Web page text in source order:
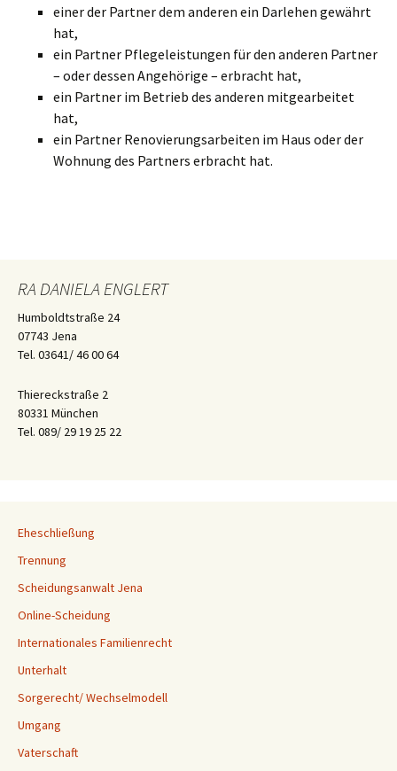
einer der Partner dem anderen ein Darlehen gewährt
hat,
ein Partner Pflegeleistungen für den anderen Partner
– oder dessen Angehörige – erbracht hat,
ein Partner im Betrieb des anderen mitgearbeitet
hat,
ein Partner Renovierungsarbeiten im Haus oder der
Wohnung des Partners erbracht hat.
RA DANIELA ENGLERT
Humboldtstraße 24
07743 Jena
Tel. 03641/ 46 00 64
Thiereckstraße 2
80331 München
Tel. 089/ 29 19 25 22
Eheschließung
Trennung
Scheidungsanwalt Jena
Online-Scheidung
Internationales Familienrecht
Unterhalt
Sorgerecht/ Wechselmodell
Umgang
Vaterschaft